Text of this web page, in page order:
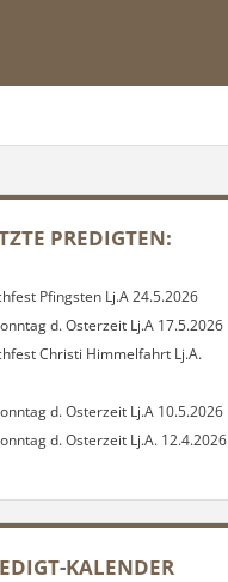
PREDIGTEN:
Pfingsten Lj.A 24.5.2026
d. Osterzeit Lj.A 17.5.2026
Christi Himmelfahrt Lj.A.
d. Osterzeit Lj.A 10.5.2026
d. Osterzeit Lj.A. 12.4.2026
KALENDER